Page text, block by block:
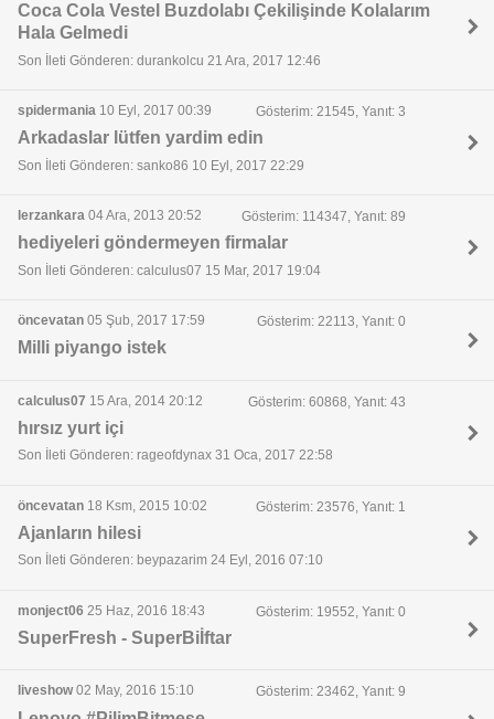
Coca Cola Vestel Buzdolabı Çekilişinde Kolalarım
Hala Gelmedi
Son İleti Gönderen: durankolcu 21 Ara, 2017 12:46
spidermania 10 Eyl, 2017 00:39 Gösterim: 21545, Yanıt: 3
Arkadaslar lütfen yardim edin
Son İleti Gönderen: sanko86 10 Eyl, 2017 22:29
lerzankara 04 Ara, 2013 20:52 Gösterim: 114347, Yanıt: 89
hediyeleri göndermeyen firmalar
Son İleti Gönderen: calculus07 15 Mar, 2017 19:04
öncevatan 05 Şub, 2017 17:59 Gösterim: 22113, Yanıt: 0
Milli piyango istek
calculus07 15 Ara, 2014 20:12 Gösterim: 60868, Yanıt: 43
hırsız yurt içi
Son İleti Gönderen: rageofdynax 31 Oca, 2017 22:58
öncevatan 18 Ksm, 2015 10:02 Gösterim: 23576, Yanıt: 1
Ajanların hilesi
Son İleti Gönderen: beypazarim 24 Eyl, 2016 07:10
monject06 25 Haz, 2016 18:43 Gösterim: 19552, Yanıt: 0
SuperFresh - SuperBiİftar
liveshow02 May, 2016 15:10 Gösterim: 23462, Yanıt: 9